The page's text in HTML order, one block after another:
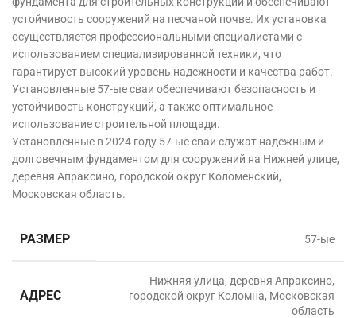
устойчивость сооружений на песчаной почве. Их установка
осуществляется профессиональными специалистами с
использованием специализированной техники, что
гарантирует высокий уровень надежности и качества работ.
Установленные 57-ые сваи обеспечивают безопасность и
устойчивость конструкций, а также оптимальное
использование строительной площади.
Установленные в 2024 году 57-ые сваи служат надежным и
долговечным фундаментом для сооружений на Нижней улице,
деревня Апраксино, городской округ Коломенский,
Московская область.
РАЗМЕР 57-ые
АДРЕС
Нижняя улица, деревня Апраксино,
городской округ Коломна, Московская
область